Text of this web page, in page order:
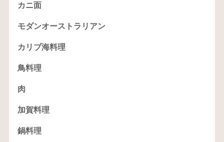
カニ面
モダンオーストラリアン
カリブ海料理
鳥料理
肉
加賀料理
鍋料理